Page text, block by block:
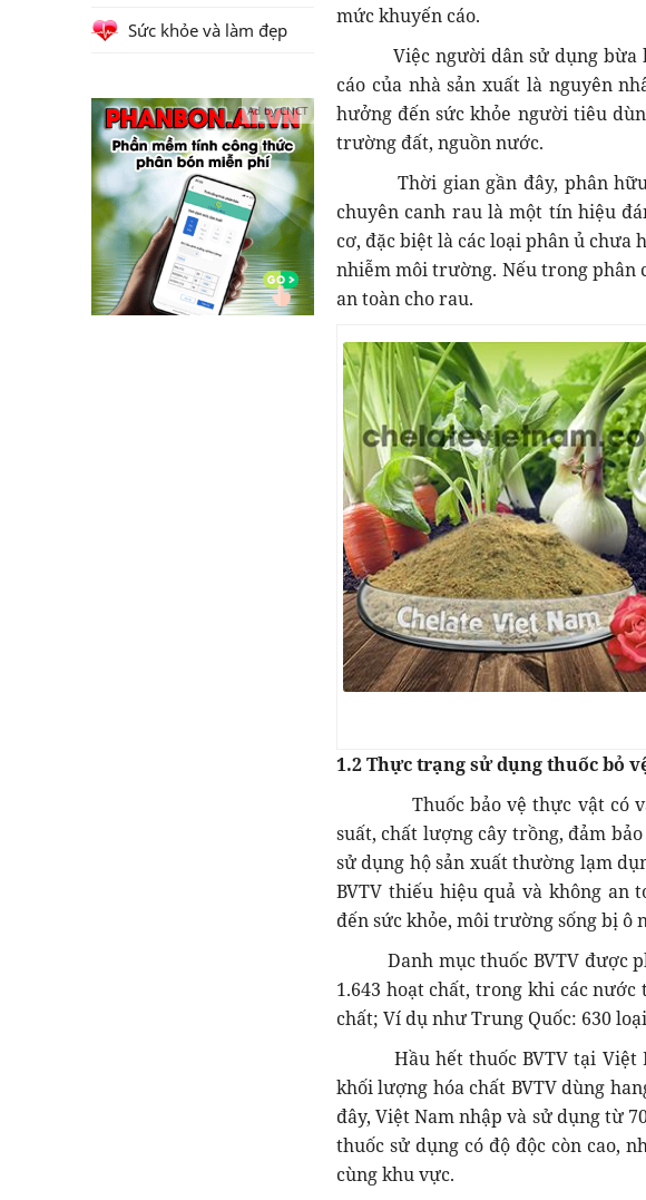
mức khuyến cáo.
Việc người dân sử dụng bừa
cáo của nhà sản xuất là nguyên
hưởng đến sức khỏe người tiêu
trường đất, nguồn nước.
Thời gian gần đây, phân hữu
chuyên canh rau là một tín hiệu
cơ, đặc biệt là các loại phân ủ chưa
nhiễm môi trường. Nếu trong phân
an toàn cho rau.
1.2 Thực trạng sử dụng thuốc bỏ
Thuốc bảo vệ thực vật có vai
suất, chất lượng cây trồng, đảm
sử dụng hộ sản xuất thường lạm
BVTV thiếu hiệu quả và không an
đến sức khỏe, môi trường sống bị ô
Danh mục thuốc BVTV được
1.643 hoạt chất, trong khi các
chất; Ví dụ như Trung Quốc: 630
Hầu hết thuốc BVTV tại Việt
khối lượng hóa chất BVTV dùng
đây, Việt Nam nhập và sử dụng từ
thuốc sử dụng có độ độc còn cao,
cùng khu vực.
Sức khỏe và làm đẹp
Ad by CNCT